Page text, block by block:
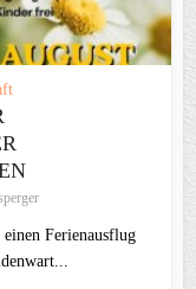
Ferienausflug